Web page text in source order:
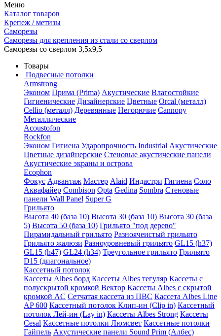
Меню
Каталог товаров
Крепеж / метизы
Саморезы
Саморезы для крепления из стали со сверлом
Саморезы со сверлом 3,5х9,5
Товары
Подвесные потолки
Armstrong
Эконом Прима (Prima) Акустические Влагостойкие
Гигиенические Дизайнерские Цветные Orcal (металл)
Cellio (металл) Деревянные Негорючие Cannopy
Металлические
Acoustofon
Rockfon
Эконом Гигиена Ударопрочность Industrial Акустические
Цветные дизайнерские Стеновые акустические панели
Акустические экраны и острова
Ecophon
Фокус Адвантаж Мастер Alaid Индастри Гигиена Соло
Аквафайер Combison Opta Gedina Sombra Стеновые
панели Wall Panel Super G
Грильято
Высота 40 (база 10) Высота 30 (база 10) Высота 30 (база
5) Высота 50 (база 10) Грильято "под дерево"
Пирамидальный грильято Разноячеистый грильято
Грильято жалюзи Разноуровневый грильято GL15 (h37)
GL15 (h47) GL24 (h34) Треугольное грильято Грильято
D15 (диагональное)
Кассетный потолок
Кассеты Albes борд Кассеты Albes тегуляр Кассеты с
полускрытой кромкой Вектор Кассеты Albes с скрытой
кромкой AC Сетчатая кассета из ПВС Кассета Albes Line
AP 600 Кассетный потолок Клип-ин (Clip in) Кассетный
потолок Лей-ин (Lay in) Кассеты Albes Strong Кассеты
Cesal Кассетные потолки Люмсвет Кассетные потолки
Гайпель Акустические панели Sound Prim (Албес)